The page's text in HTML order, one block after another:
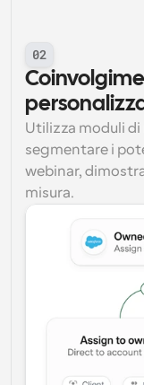
02
Utilizza moduli
segmentare i
webinar,
misura.